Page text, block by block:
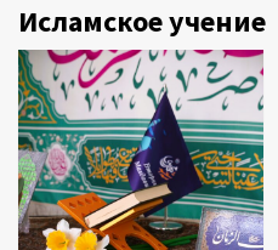
Исламское учение